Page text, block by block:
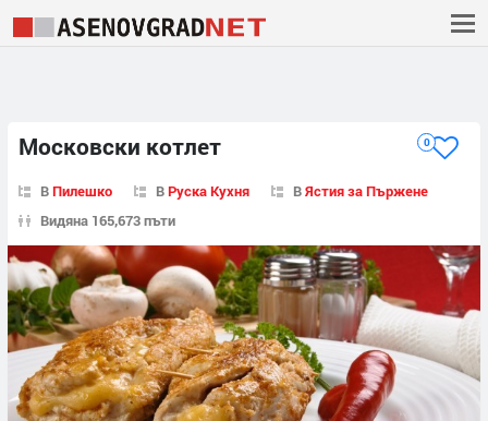
Московски котлет 0
ВПилешко ВРуска Кухня ВЯстия за Пържене
Видяна 165,673 пъти